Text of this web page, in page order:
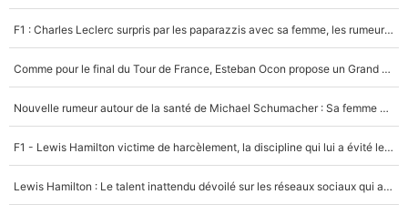
F1 : Charles Leclerc surpris par les paparazzis avec sa femme, les rumeurs étaient vraies !
Comme pour le final du Tour de France, Esteban Ocon propose un Grand Prix de Formule 1 à Paris : «Autour de l’Arc de Triomphe, ce serait génial» !
Nouvelle rumeur autour de la santé de Michael Schumacher : Sa femme Corinna sort du silence
F1 - Lewis Hamilton victime de harcèlement, la discipline qui lui a évité le pire : «J'aurais probablement mal tourné»
Lewis Hamilton : Le talent inattendu dévoilé sur les réseaux sociaux qui a impressionné Kim Kardashian pendant leurs vacances en amoureux !